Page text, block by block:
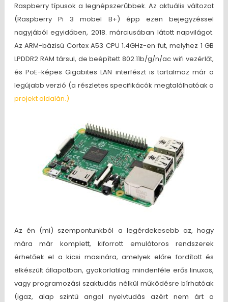
Raspberry típusok a legnépszerűbbek. Az aktuális változat
(Raspberry Pi 3 mobel B+) épp ezen bejegyzéssel
nagyjából egyidőben, 2018. márciusában látott napvilágot.
Az ARM-bázisú Cortex A53 CPU 1.4GHz-en fut, melyhez 1 GB
LPDDR2 RAM társul, de beépített 802.11b/g/n/ac wifi vezérlőt,
és PoE-képes Gigabites LAN interfészt is tartalmaz már a
legújabb verzió (a részletes specifikácók megtalálhatóak a
projekt oldalán.)
Az én (mi) szempontunkból a legérdekesebb az, hogy
mára már komplett, kiforrott emulátoros rendszerek
érhetőek el a kicsi masinára, amelyek előre fordított és
elkészült állapotban, gyakorlatilag mindenféle erős linuxos,
vagy programozási szaktudás nélkül működésre bírhatóak
(igaz, alap szintű angol nyelvtudás azért nem árt a